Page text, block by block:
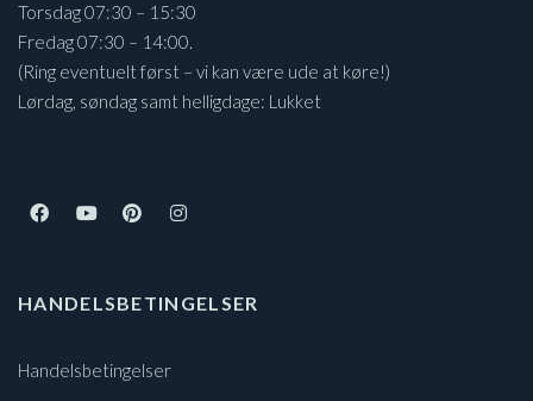
Torsdag 07:30 – 15:30
Fredag 07:30 – 14:00.
(Ring eventuelt først – vi kan være ude at køre!)
Lørdag, søndag samt helligdage: Lukket
HANDELSBETINGELSER
Handelsbetingelser